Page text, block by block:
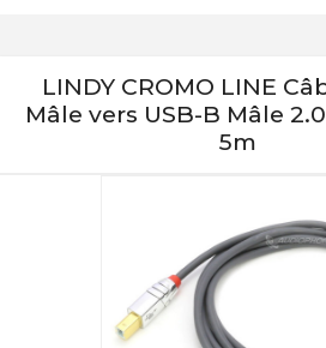
LINDY CROMO LINE
Mâle vers USB-B Mâle
5m